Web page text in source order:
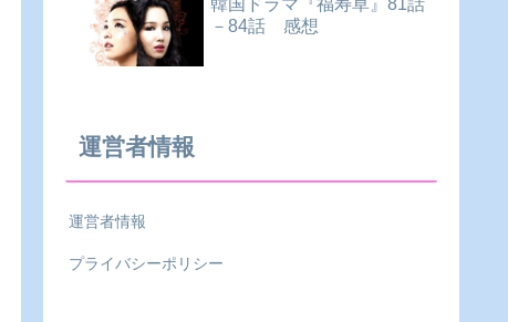
韓国ドラマ『福寿草』81話
－84話 感想
運営者情報
運営者情報
プライバシーポリシー